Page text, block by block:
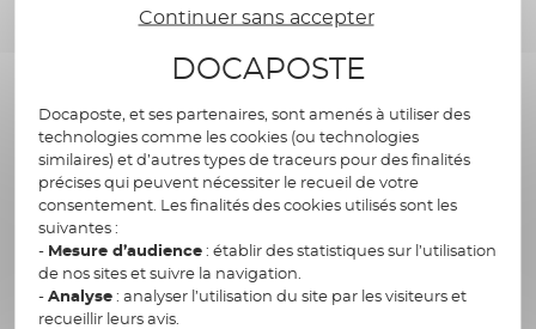
qu’hébergeur d’infrastructures
centers en France dans lesquels
sont stockées les données
qu’hébergeur infogéreur qui stocke
ces données à caractère personnel
de façon dématérialisée.
Continuer sans accepter
DOCAPOSTE
Docaposte, et ses partenaires, sont amenés à utiliser des
technologies comme les cookies (ou technologies
similaires) et d’autres types de traceurs pour des finalités
précises qui peuvent nécessiter le recueil de votre
consentement. Les finalités des cookies utilisés sont les
suivantes :
- Mesure d’audience: établir des statistiques sur l’utilisation
de nos sites et suivre la navigation.
- Analyse: analyser l’utilisation du site par les visiteurs et
recueillir leurs avis.